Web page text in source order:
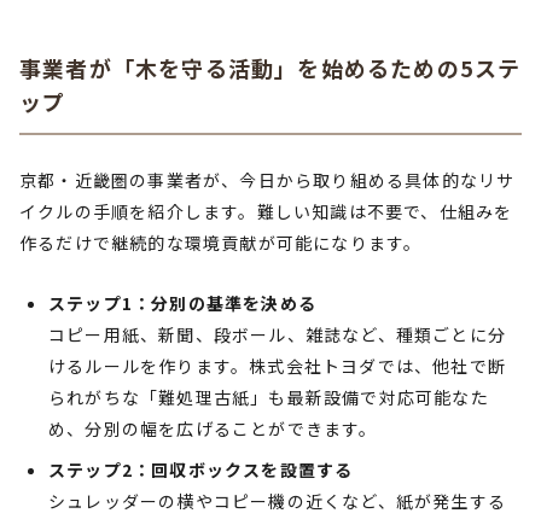
事業者が「木を守る活動」を始めるための5ステ
ップ
京都・近畿圏の事業者が、今日から取り組める具体的なリサ
イクルの手順を紹介します。難しい知識は不要で、仕組みを
作るだけで継続的な環境貢献が可能になります。
ステップ1：分別の基準を決める
コピー用紙、新聞、段ボール、雑誌など、種類ごとに分
けるルールを作ります。株式会社トヨダでは、他社で断
られがちな「難処理古紙」も最新設備で対応可能なた
め、分別の幅を広げることができます。
ステップ2：回収ボックスを設置する
シュレッダーの横やコピー機の近くなど、紙が発生する